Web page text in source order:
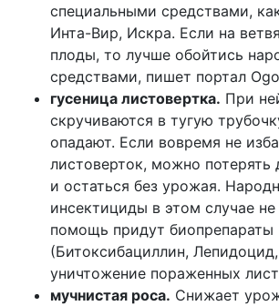
специальными средствами,
Инта-Вир, Искра. Если на
плоды, то лучше обойтись
средствами, пишет портал
гусеница листовертка. При
скручиваются в тугую
опадают. Если вовремя не
листоверток, можно потерять
и остаться без урожая.
инсектициды в этом случае не
помощь придут биопрепараты
(Битоксибациллин,
уничтожение пораженных
мучнистая роса. Снижает